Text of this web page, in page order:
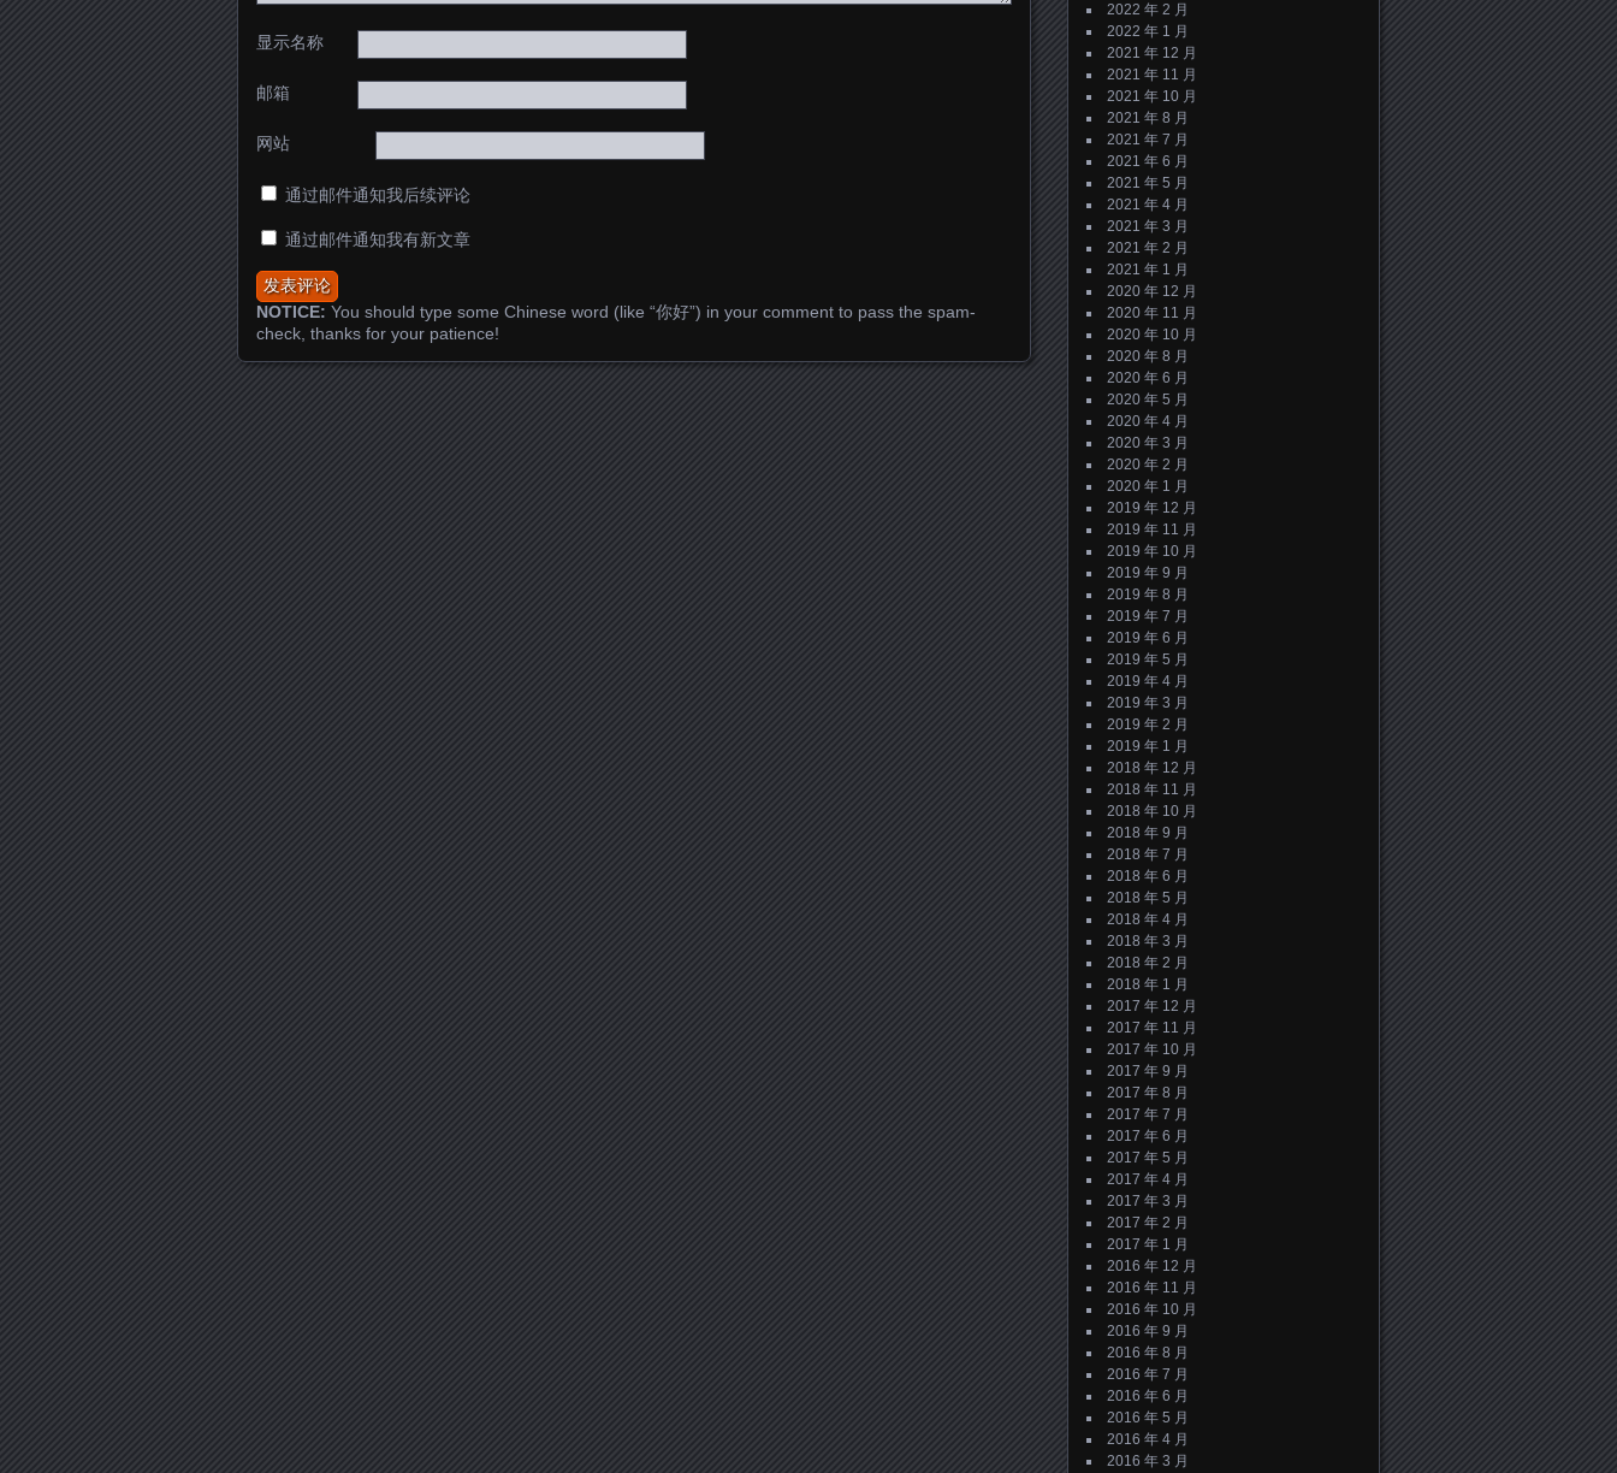
显示名称
邮箱
网站
通过邮件通知我后续评论
通过邮件通知我有新文章
NOTICE: You should type some Chinese word (like “你好”) in your comment to pass the spam-
check, thanks for your patience!
2022 年 2 月
2022 年 1 月
2021 年 12 月
2021 年 11 月
2021 年 10 月
2021 年 8 月
2021 年 7 月
2021 年 6 月
2021 年 5 月
2021 年 4 月
2021 年 3 月
2021 年 2 月
2021 年 1 月
2020 年 12 月
2020 年 11 月
2020 年 10 月
2020 年 8 月
2020 年 6 月
2020 年 5 月
2020 年 4 月
2020 年 3 月
2020 年 2 月
2020 年 1 月
2019 年 12 月
2019 年 11 月
2019 年 10 月
2019 年 9 月
2019 年 8 月
2019 年 7 月
2019 年 6 月
2019 年 5 月
2019 年 4 月
2019 年 3 月
2019 年 2 月
2019 年 1 月
2018 年 12 月
2018 年 11 月
2018 年 10 月
2018 年 9 月
2018 年 7 月
2018 年 6 月
2018 年 5 月
2018 年 4 月
2018 年 3 月
2018 年 2 月
2018 年 1 月
2017 年 12 月
2017 年 11 月
2017 年 10 月
2017 年 9 月
2017 年 8 月
2017 年 7 月
2017 年 6 月
2017 年 5 月
2017 年 4 月
2017 年 3 月
2017 年 2 月
2017 年 1 月
2016 年 12 月
2016 年 11 月
2016 年 10 月
2016 年 9 月
2016 年 8 月
2016 年 7 月
2016 年 6 月
2016 年 5 月
2016 年 4 月
2016 年 3 月